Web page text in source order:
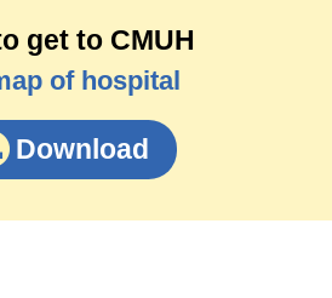
get to CMUH
of hospital
Download